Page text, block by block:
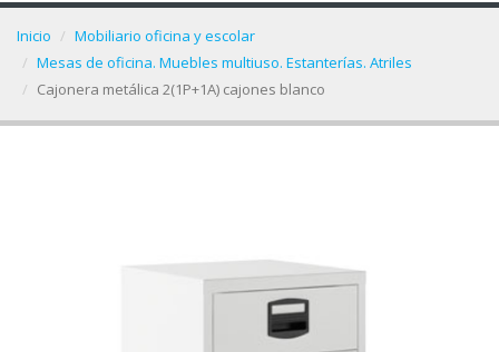
Inicio
Mobiliario oficina y escolar
Mesas de oficina. Muebles multiuso. Estanterías. Atriles
Cajonera metálica 2(1P+1A) cajones blanco